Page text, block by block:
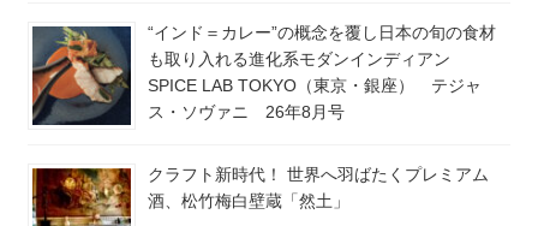
“インド＝カレー”の概念を覆し日本の旬の食材
も取り入れる進化系モダンインディアン
SPICE LAB TOKYO（東京・銀座） テジャ
ス・ソヴァニ 26年8月号
クラフト新時代！ 世界へ羽ばたくプレミアム
酒、松竹梅白壁蔵「然土」